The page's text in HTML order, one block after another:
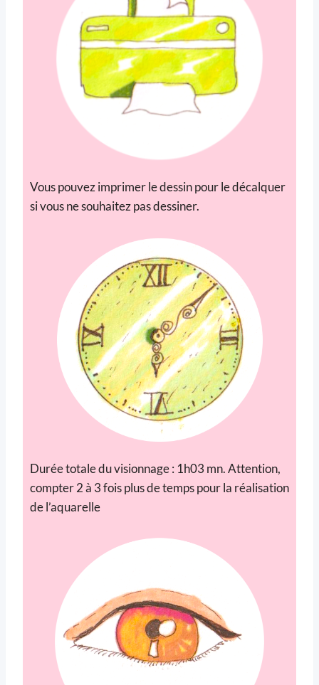
Vous pouvez imprimer le dessin pour le décalquer
si vous ne souhaitez pas dessiner.
Durée totale du visionnage : 1h03 mn. Attention,
compter 2 à 3 fois plus de temps pour la réalisation
de l’aquarelle